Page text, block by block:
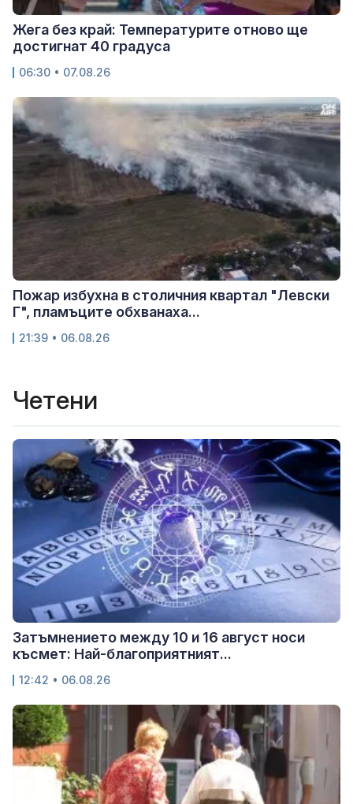
Жега без край: Температурите отново ще
достигнат 40 градуса
06:30 • 07.08.26
Пожар избухна в столичния квартал "Левски
Г", пламъците обхванаха...
21:39 • 06.08.26
Четени
Затъмнението между 10 и 16 август носи
късмет: Най-благоприятният...
12:42 • 06.08.26